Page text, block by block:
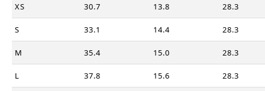
XS 30.7 13.8 28.3
S 33.1 14.4 28.3
M 35.4 15.0 28.3
L 37.8 15.6 28.3